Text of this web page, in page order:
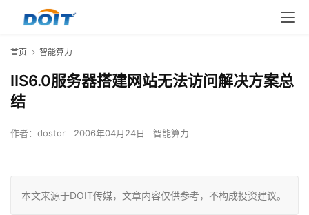
首页 智能算力
IIS6.0服务器搭建网站无法访问解决方案总
结
作者： dostor 2006年04月24日 智能算力
本文来源于DOIT传媒，文章内容仅供参考，不构成投资建议。